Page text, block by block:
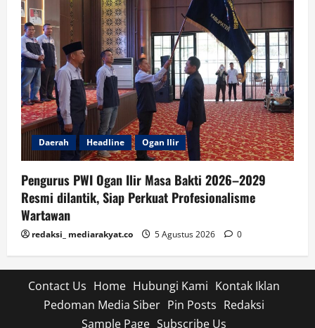
Daerah Headline Ogan Ilir
Pengurus PWI Ogan Ilir Masa Bakti 2026–2029
Resmi dilantik, Siap Perkuat Profesionalisme
Wartawan
redaksi_ mediarakyat.co 5 Agustus 2026 0
Contact Us Home Hubungi Kami Kontak Iklan
Pedoman Media Siber Pin Posts Redaksi
Sample Page Subscribe Us